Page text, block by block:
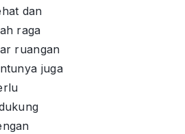
dan
raga
ruangan
juga